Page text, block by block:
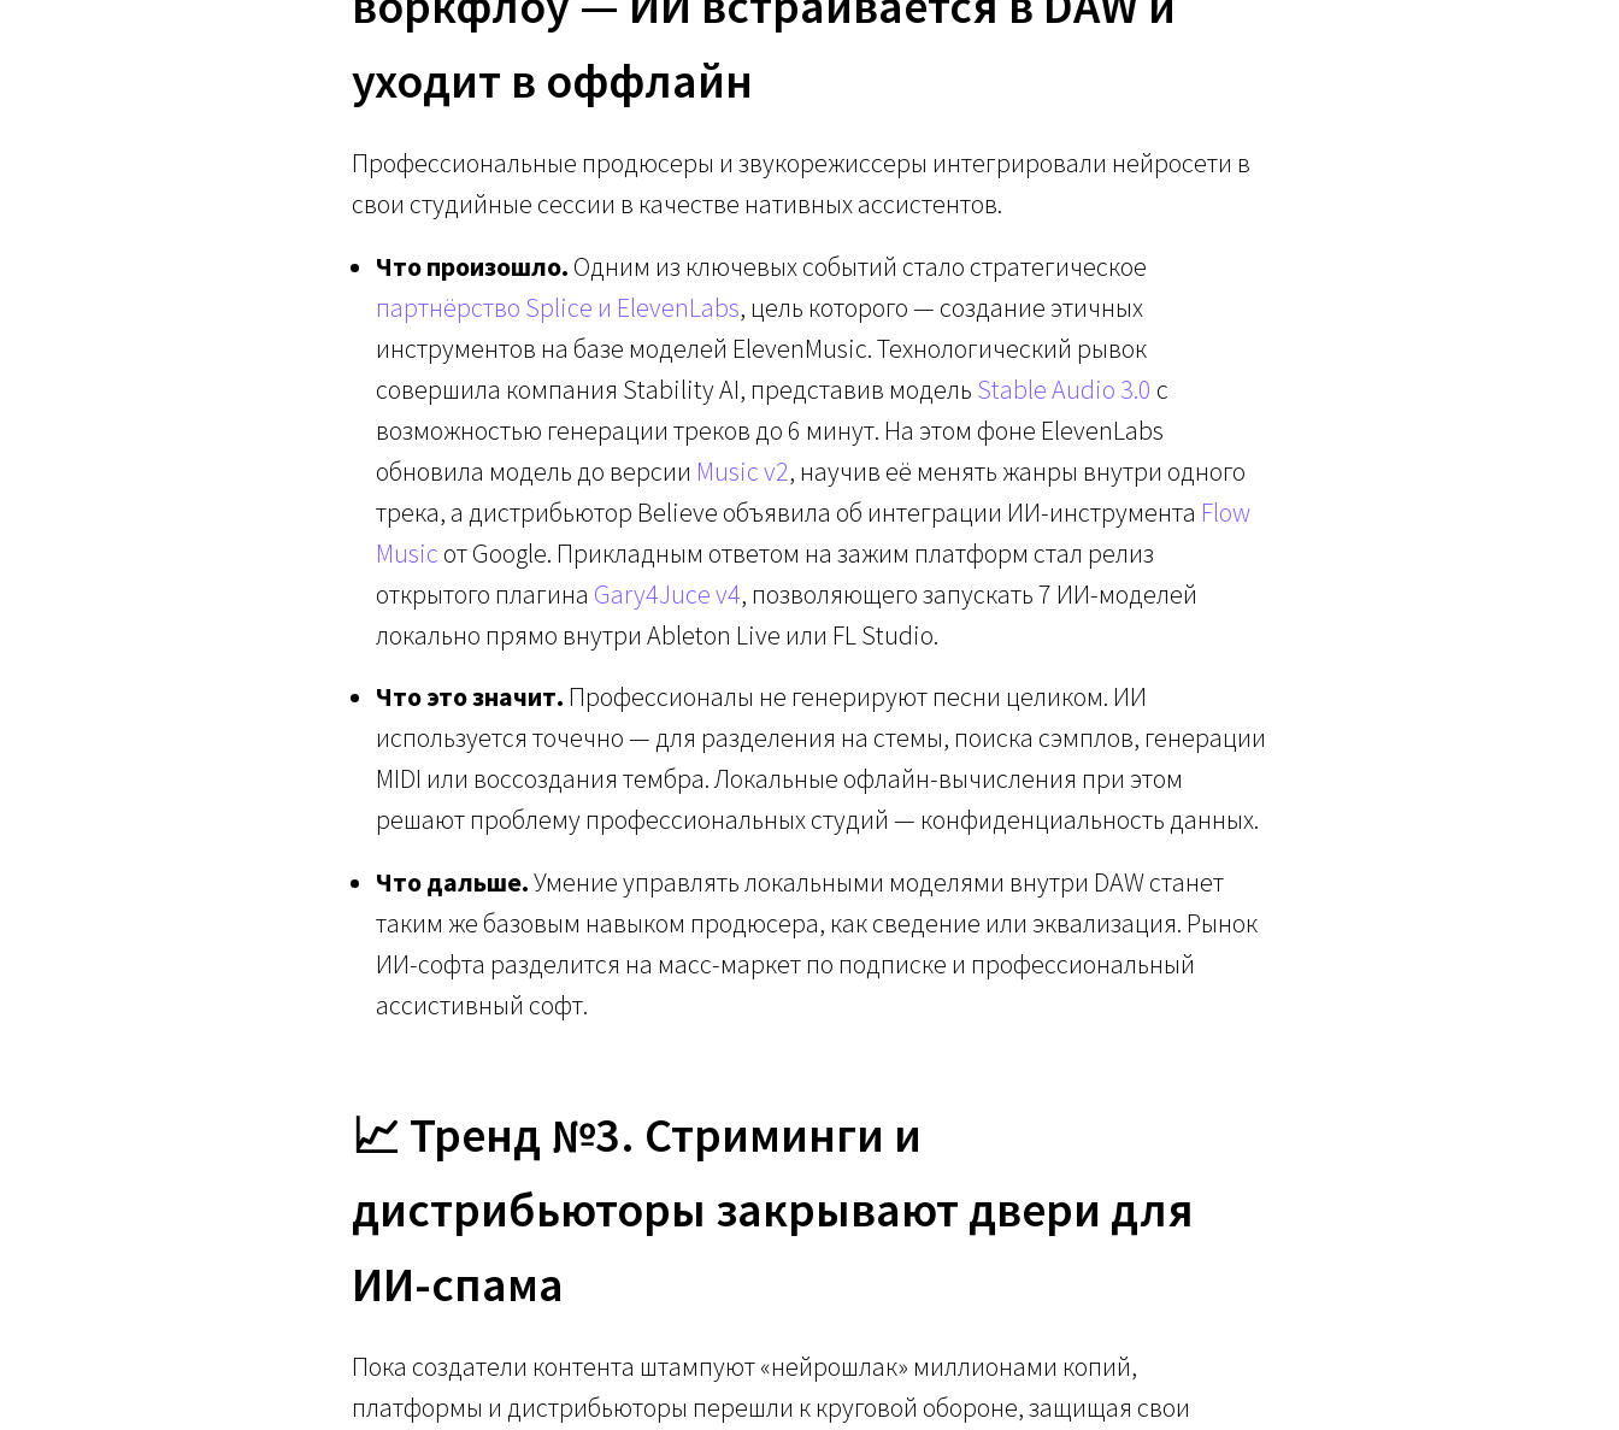
уходит в оффлайн
Профессиональные продюсеры и звукорежиссеры интегрировали нейросети в
свои студийные сессии в качестве нативных ассистентов.
Что произошло. Одним из ключевых событий стало стратегическое
партнёрство Splice и ElevenLabs, цель которого — создание этичных
инструментов на базе моделей ElevenMusic. Технологический рывок
совершила компания Stability AI, представив модель Stable Audio 3.0 с
возможностью генерации треков до 6 минут. На этом фоне ElevenLabs
обновила модель до версии Music v2, научив её менять жанры внутри одного
трека, а дистрибьютор Believe объявила об интеграции ИИ-инструмента Flow
Music от Google. Прикладным ответом на зажим платформ стал релиз
открытого плагина Gary4Juce v4, позволяющего запускать 7 ИИ-моделей
локально прямо внутри Ableton Live или FL Studio.
Что это значит. Профессионалы не генерируют песни целиком. ИИ
используется точечно — для разделения на стемы, поиска сэмплов, генерации
MIDI или воссоздания тембра. Локальные офлайн-вычисления при этом
решают проблему профессиональных студий — конфиденциальность данных.
Что дальше.Умение управлять локальными моделями внутри DAW станет
таким же базовым навыком продюсера, как сведение или эквализация. Рынок
ИИ-софта разделится на масс-маркет по подписке и профессиональный
ассистивный софт.
📈 Тренд №3. Стриминги и
дистрибьюторы закрывают двери для
ИИ-спама
Пока создатели контента штампуют «нейрошлак» миллионами копий,
платформы и дистрибьюторы перешли к круговой обороне, защищая свои